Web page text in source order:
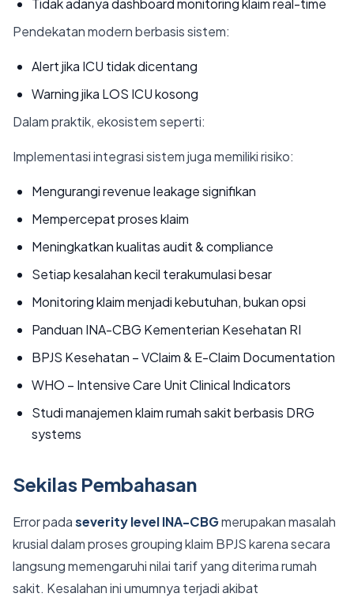
Tidak adanya dashboard monitoring klaim real-time
Pendekatan modern berbasis sistem:
Alert jika ICU tidak dicentang
Warning jika LOS ICU kosong
Dalam praktik, ekosistem seperti:
Implementasi integrasi sistem juga memiliki risiko:
Mengurangi revenue leakage signifikan
Mempercepat proses klaim
Meningkatkan kualitas audit & compliance
Setiap kesalahan kecil terakumulasi besar
Monitoring klaim menjadi kebutuhan, bukan opsi
Panduan INA-CBG Kementerian Kesehatan RI
BPJS Kesehatan – VClaim & E-Claim Documentation
WHO – Intensive Care Unit Clinical Indicators
Studi manajemen klaim rumah sakit berbasis DRG
systems
Sekilas Pembahasan
Error padaseverity level INA-CBGmerupakan masalah
krusial dalam proses grouping klaim BPJS karena secara
langsung memengaruhi nilai tarif yang diterima rumah
sakit. Kesalahan ini umumnya terjadi akibat